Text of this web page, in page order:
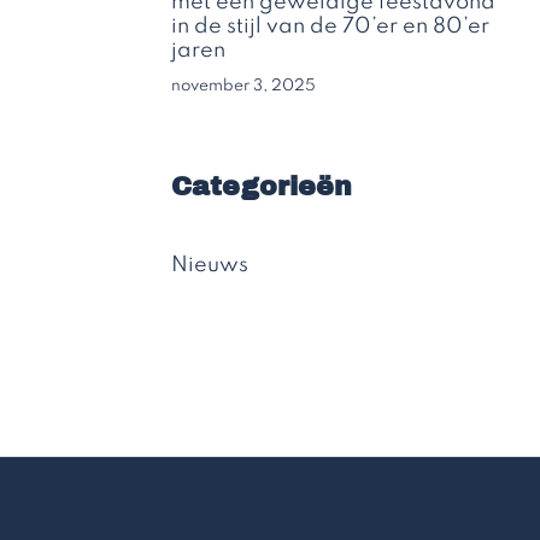
in de stijl van de 70’er en 80’er
jaren
november 3, 2025
Categorieën
Nieuws